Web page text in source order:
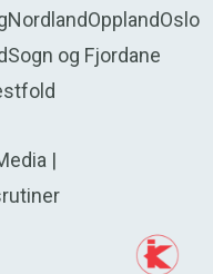
NordlandOpplandOslo
Sogn og Fjordane
|